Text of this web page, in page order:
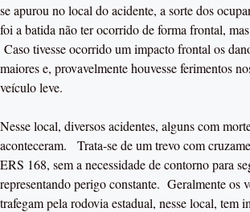
se apurou no local do acidente, a sorte dos
foi a batida não ter ocorrido de forma frontal,
Caso tivesse ocorrido um impacto frontal os
maiores e, provavelmente houvesse ferimentos
veículo leve.
Nesse local, diversos acidentes, alguns com
aconteceram. Trata-se de um trevo com
ERS 168, sem a necessidade de contorno para
representando perigo constante. Geralmente os
trafegam pela rodovia estadual, nesse local, tem